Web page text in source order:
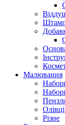
Малювання
Олівці
Різне